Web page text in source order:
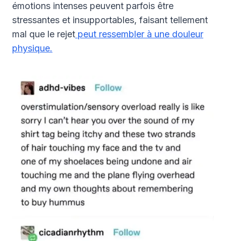
émotions intenses peuvent parfois être
stressantes et insupportables, faisant tellement
mal que le rejet peut ressembler à une douleur
physique.